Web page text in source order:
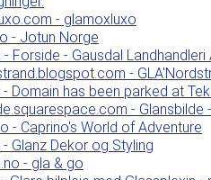
- glamoxluxo
- Jotun Norge
- Forside - Gausdal Landhandleri
-
- Domain has been parked at
- Glansbilde
- Caprino's World of Adventure
Glanz Dekor og Styling
- gla & go